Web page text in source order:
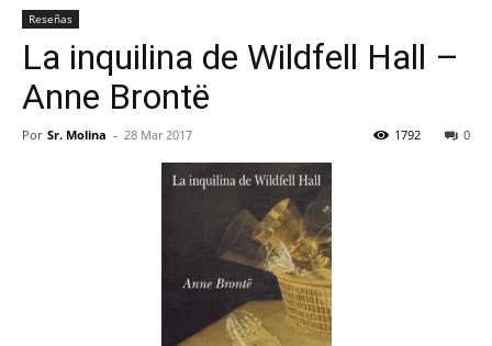
Reseñas
La inquilina de Wildfell Hall –
Anne Brontë
Por Sr. Molina - 28 Mar 2017 0
1792